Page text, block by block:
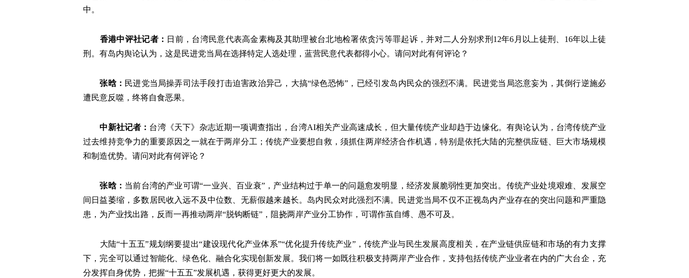
中。
香港中评社记者： 日前，台湾民意代表高金素梅及其助理被台北地检署依贪污等罪起诉，并对二人分别求刑12年6月以上徒刑、16年以上徒
刑。有岛内舆论认为，这是民进党当局在选择特定人选处理，蓝营民意代表都得小心。请问对此有何评论？
张晗： 民进党当局操弄司法手段打击迫害政治异己，大搞“绿色恐怖”，已经引发岛内民众的强烈不满。民进党当局恣意妄为，其倒行逆施必
遭民意反噬，终将自食恶果。
中新社记者： 台湾《天下》杂志近期一项调查指出，台湾AI相关产业高速成长，但大量传统产业却趋于边缘化。有舆论认为，台湾传统产业
过去维持竞争力的重要原因之一就在于两岸分工；传统产业要想自救，须抓住两岸经济合作机遇，特别是依托大陆的完整供应链、巨大市场规模
和制造优势。请问对此有何评论？
张晗： 当前台湾的产业可谓“一业兴、百业衰”，产业结构过于单一的问题愈发明显，经济发展脆弱性更加突出。传统产业处境艰难、发展空
间日益萎缩，多数居民收入远不及中位数、无薪假越来越长。岛内民众对此强烈不满。民进党当局不仅不正视岛内产业存在的突出问题和严重隐
患，为产业找出路，反而一再推动两岸“脱钩断链”，阻挠两岸产业分工协作，可谓作茧自缚、愚不可及。
大陆“十五五”规划纲要提出“建设现代化产业体系”“优化提升传统产业”，传统产业与民生发展高度相关，在产业链供应链和市场的有力支撑
下，完全可以通过智能化、绿色化、融合化实现创新发展。我们将一如既往积极支持两岸产业合作，支持包括传统产业业者在内的广大台企，充
分发挥自身优势，把握“十五五”发展机遇，获得更好更大的发展。